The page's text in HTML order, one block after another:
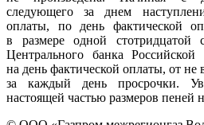
следующего за днем
оплаты, по день фактической
в размере одной стотридцатой
Центрального банка
на день фактической оплаты, от
за каждый день просрочки.
настоящей частью размеров пеней